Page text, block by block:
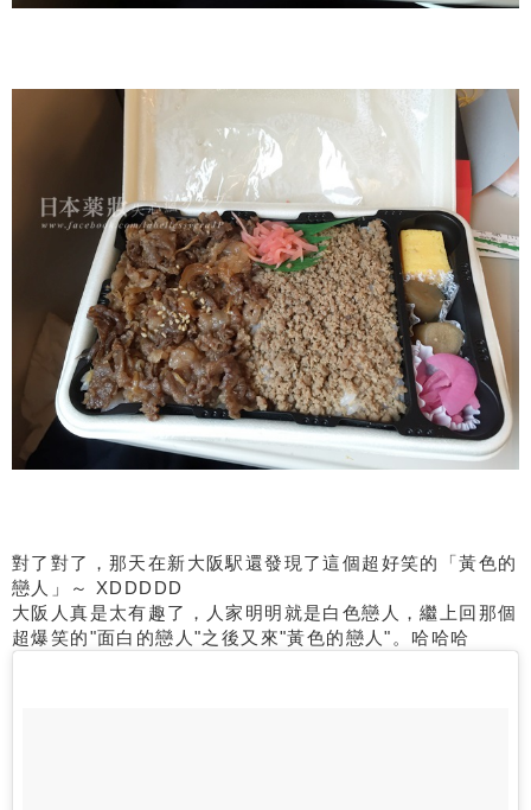
對了對了，那天在新大阪駅還發現了這個超好笑的「黃色的
戀人」～ XDDDDD
大阪人真是太有趣了，人家明明就是白色戀人，繼上回那個
超爆笑的"面白的戀人"之後又來"黃色的戀人"。哈哈哈